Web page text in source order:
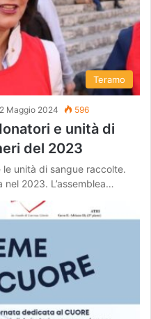
Teramo
Maggio 2024 596
e unità di
del 2023
le unità di sangue raccolte.
2023. L’assemblea…